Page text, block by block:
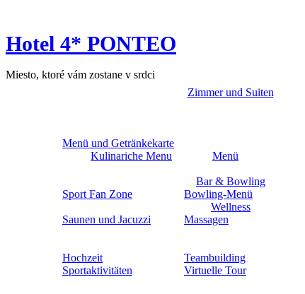
Hotel 4* PONTEO
Miesto, ktoré vám zostane v srdci
Zimmer und Suiten
Menü und Getränkekarte
Kulinariche Menu
Menü
Bar & Bowling
Sport Fan Zone
Bowling-Menü
Wellness
Saunen und Jacuzzi
Massagen
Hochzeit
Teambuilding
Sportaktivitäten
Virtuelle Tour